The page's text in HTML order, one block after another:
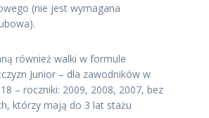
(nie jest wymagana
również walki w formule
Junior – dla zawodników w
– roczniki: 2009, 2008, 2007, bez
którzy mają do 3 lat stażu